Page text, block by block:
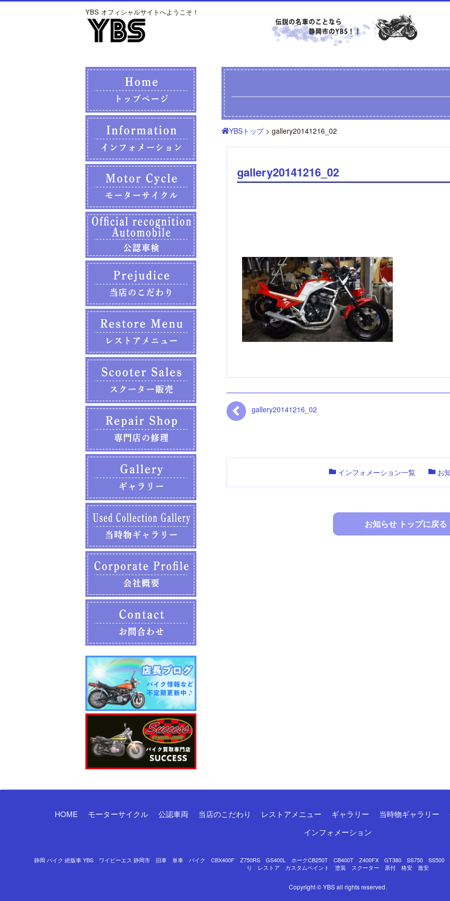
YBS オフィシャルサイトへようこそ！
YBSトップ> gallery20141216_02
gallery20141216_02
gallery20141216_02
インフォメーション一覧 お
お知らせ トップに戻る
HOME モーターサイクル 公認車両 当店のこだわり レストアメニュー ギャラリー 当時物ギャラリー
インフォメーション
静岡 バイク 絶版車 YBS ワイビーエス 静岡市 旧車 単車 バイク CBX400F Z750RS GS400L ホークCB250T CB400T Z400FX GT380 SS750
り レストア カスタムペイント 塗装 スクーター 原付 格安 激安
Copyright © YBS all rights reserved.